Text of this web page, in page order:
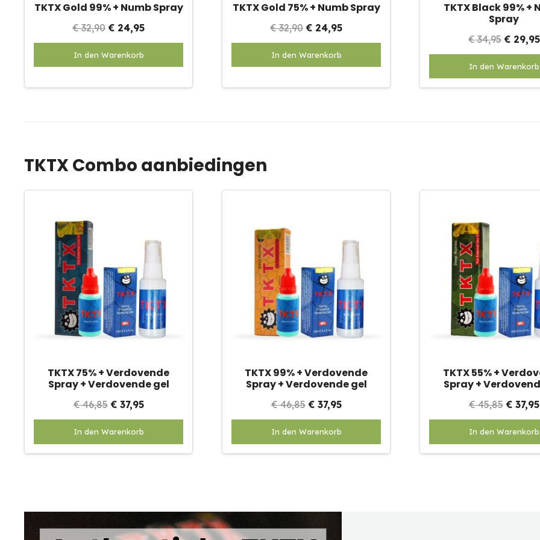
TKTX Gold 99% + Numb Spray
€32,90 Oorspronkelijke
prijs
was:
€ 24,95Huidige
prijs
In den Warenkorb
TKTX Gold 75% + Numb Spray
€32,90 Oorspronkelijke
prijs
was:
€ 24,95Huidige
prijs
In den Warenkorb
TKTX Black 99% +
Spray
€34,95
prijs
was:
€
€29,95
In den Warenkorb
TKTX Combo aanbiedingen
TKTX 75% + Verdovende
Spray + Verdovende gel
€46,85 Oorspronkelijke
prijs
was:
€ 46,85.
€37,95Huidige
prijs
is:
€ 37,95.
In den Warenkorb
TKTX 99% + Verdovende
Spray + Verdovende gel
€46,85 Oorspronkelijke
prijs
was:
€ 46,85.
€37,95Huidige
prijs
is:
€ 37,95.
In den Warenkorb
TKTX 55% +
Spray +
€45,85
prijs
was:
€
€37,95
In den Warenkorb